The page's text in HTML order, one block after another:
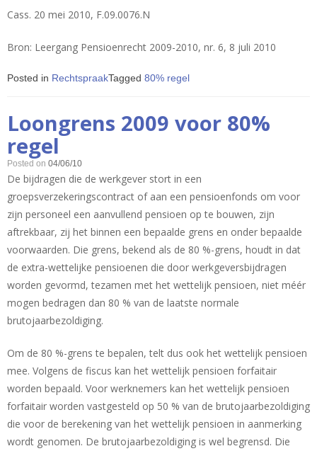
Cass. 20 mei 2010, F.09.0076.N
Bron: Leergang Pensioenrecht 2009-2010, nr. 6, 8 juli 2010
Posted in RechtspraakTagged 80% regel
Loongrens 2009 voor 80%
regel
Posted on 04/06/10
De bijdragen die de werkgever stort in een
groepsverzekeringscontract of aan een pensioenfonds om voor
zijn personeel een aanvullend pensioen op te bouwen, zijn
aftrekbaar, zij het binnen een bepaalde grens en onder bepaalde
voorwaarden. Die grens, bekend als de 80 %-grens, houdt in dat
de extra-wettelijke pensioenen die door werkgeversbijdragen
worden gevormd, tezamen met het wettelijk pensioen, niet méér
mogen bedragen dan 80 % van de laatste normale
brutojaarbezoldiging.
Om de 80 %-grens te bepalen, telt dus ook het wettelijk pensioen
mee. Volgens de fiscus kan het wettelijk pensioen forfaitair
worden bepaald. Voor werknemers kan het wettelijk pensioen
forfaitair worden vastgesteld op 50 % van de brutojaarbezoldiging
die voor de berekening van het wettelijk pensioen in aanmerking
wordt genomen. De brutojaarbezoldiging is wel begrensd. Die